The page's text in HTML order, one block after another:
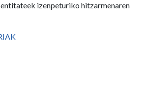
izenpeturiko hitzarmenaren